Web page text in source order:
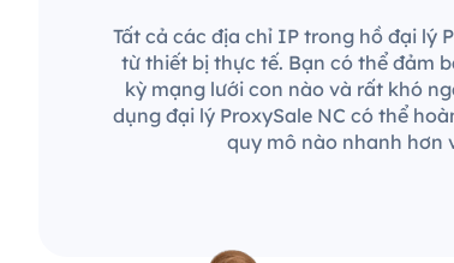
Tất cả các địa chỉ IP trong hồ đại lý
từ thiết bị thực tế. Bạn có thể đảm
kỳ mạng lưới con nào và rất khó
dụng đại lý ProxySale NC có thể
quy mô nào nhanh hơn